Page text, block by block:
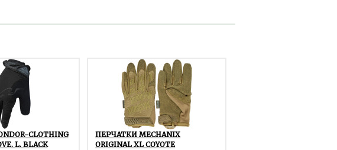
CLOTHING
L. BLACK
ПЕРЧАТКИ MECHANIX
ORIGINAL XL COYOTE